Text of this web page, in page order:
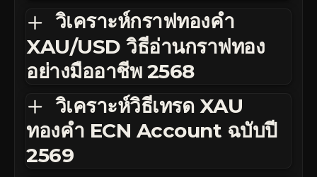
วิเคราะห์กราฟทองคำ
XAU/USD วิธีอ่านกราฟทอง
อย่างมืออาชีพ 2568
วิเคราะห์วิธีเทรด XAU
ทองคำ ECN Account ฉบับปี
2569